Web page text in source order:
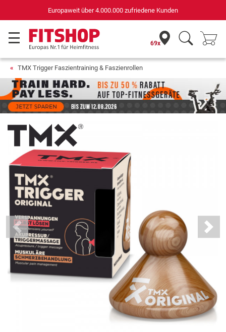
für Sportgeräte (n-tv+DISQ 2016-2024)
69x
TMX Trigger Faszientraining & Faszienrollen
Previous Next